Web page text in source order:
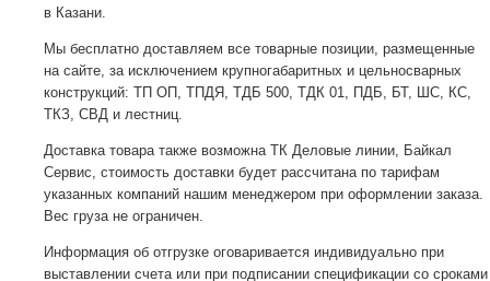
в Казани.
Мы бесплатно доставляем все товарные позиции, размещенные
на сайте, за исключением крупногабаритных и цельносварных
конструкций: ТП ОП, ТПДЯ, ТДБ 500, ТДК 01, ПДБ, БТ, ШС, КС,
ТКЗ, СВД и лестниц.
Доставка товара также возможна ТК Деловые линии, Байкал
Сервис, стоимость доставки будет рассчитана по тарифам
указанных компаний нашим менеджером при оформлении заказа.
Вес груза не ограничен.
Информация об отгрузке оговаривается индивидуально при
выставлении счета или при подписании спецификации со сроками